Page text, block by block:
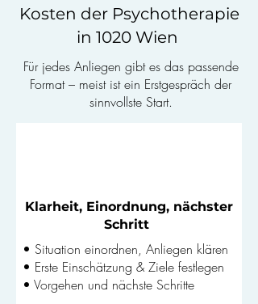
Kosten der Psychotherapie
in 1020 Wien
Für jedes Anliegen gibt es das passende
Format – meist ist ein Erstgespräch der
sinnvollste Start.
Klarheit, Einordnung, nächster
Schritt
• Situation einordnen, Anliegen klären
• Erste Einschätzung & Ziele festlegen
• Vorgehen und nächste Schritte